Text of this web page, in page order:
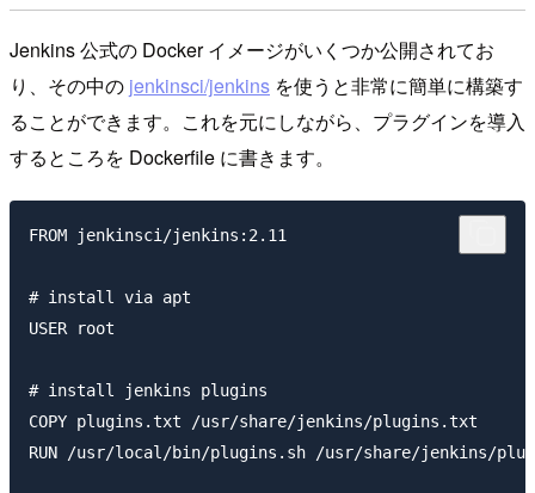
Jenkins 公式の Docker イメージがいくつか公開されてお
り、その中の jenkinsci/jenkins を使うと非常に簡単に構築す
ることができます。これを元にしながら、プラグインを導入
するところを Dockerfile に書きます。
FROM jenkinsci/jenkins:2.11
# install via apt
USER root
# install jenkins plugins
COPY plugins.txt /usr/share/jenkins/plugins.txt
RUN /usr/local/bin/plugins.sh /usr/share/jenkins/